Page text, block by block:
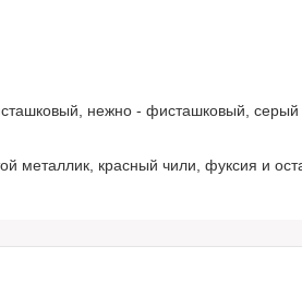
нежно - фисташковый,
металлик, красный чили, фуксия и